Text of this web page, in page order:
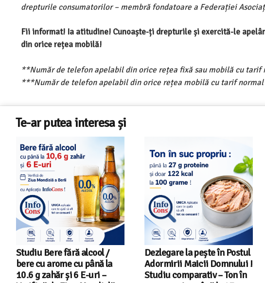
drepturile consumatorilor – membră fondatoare a Federației
Fii informat! Ia atitudine! Cunoaște-ți drepturile și exercită-le
din orice rețea mobilă!
**Număr de telefon apelabil din orice rețea fixă sau mobilă cu tarif
***Număr de telefon apelabil din orice rețea mobilă cu tarif normal
Te-ar putea interesa și
Dezlegare la pește în Postul
Adormirii Maicii Domnului !
Studiu comparativ – Ton în
Salariul minim in Europa in
2026 – Romania pe locul 20
din 22 in UE